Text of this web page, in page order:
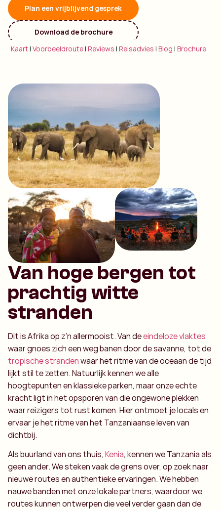
Plan een vrijblijvend gesprek
Download de brochure
Kaart|Voorbeeldroute|Reviews |Reisadvies |Blog |Brochure
Van hoge bergen tot
prachtig witte
stranden
Dit is Afrika op z’n allermooist. Van deeindeloze vlaktes
waar gnoes zich een weg banen door de savanne, tot de
tropische strandenwaar het ritme van de oceaan de tijd
lijkt stil te zetten. Natuurlijk kennen we alle
hoogtepunten en klassieke parken, maar onze echte
kracht ligt in het opsporen van die ongewone plekken
waar reizigers tot rust komen. Hier ontmoet je locals en
ervaar je het ritme van het Tanzaniaanse leven van
dichtbij.
Als buurland van ons thuis, Kenia, kennen we Tanzania als
geen ander. We steken vaak de grens over, op zoek naar
nieuwe routes en authentieke ervaringen. We hebben
nauwe banden met onze lokale partners, waardoor we
routes kunnen ontwerpen die veel verder gaan dan de